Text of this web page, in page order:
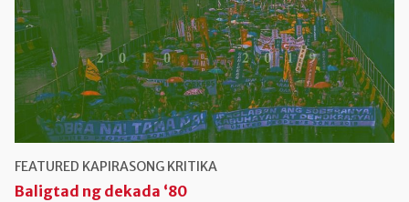
FEATURED KAPIRASONG KRITIKA
Baligtad ng dekada ‘80